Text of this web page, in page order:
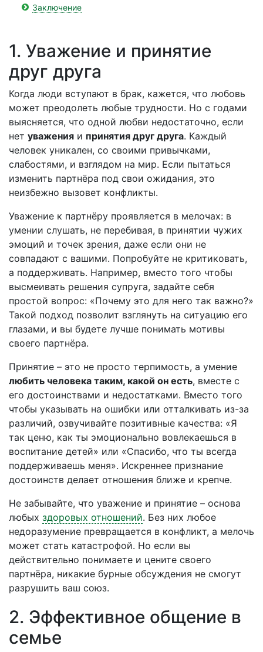
Заключение
1. Уважение и принятие
друг друга
Когда люди вступают в брак, кажется, что любовь
может преодолеть любые трудности. Но с годами
выясняется, что одной любви недостаточно, если
нет уважения и принятия друг друга. Каждый
человек уникален, со своими привычками,
слабостями, и взглядом на мир. Если пытаться
изменить партнёра под свои ожидания, это
неизбежно вызовет конфликты.
Уважение к партнёру проявляется в мелочах: в
умении слушать, не перебивая, в принятии чужих
эмоций и точек зрения, даже если они не
совпадают с вашими. Попробуйте не критиковать,
а поддерживать. Например, вместо того чтобы
высмеивать решения супруга, задайте себя
простой вопрос: «Почему это для него так важно?»
Такой подход позволит взглянуть на ситуацию его
глазами, и вы будете лучше понимать мотивы
своего партнёра.
Принятие – это не просто терпимость, а умение
любить человека таким, какой он есть, вместе с
его достоинствами и недостатками. Вместо того
чтобы указывать на ошибки или отталкивать из-за
различий, озвучивайте позитивные качества: «Я
так ценю, как ты эмоционально вовлекаешься в
воспитание детей» или «Спасибо, что ты всегда
поддерживаешь меня». Искреннее признание
достоинств делает отношения ближе и крепче.
Не забывайте, что уважение и принятие – основа
любых здоровых отношений. Без них любое
недоразумение превращается в конфликт, а мелочь
может стать катастрофой. Но если вы
действительно понимаете и цените своего
партнёра, никакие бурные обсуждения не смогут
разрушить ваш союз.
2. Эффективное общение в
семье